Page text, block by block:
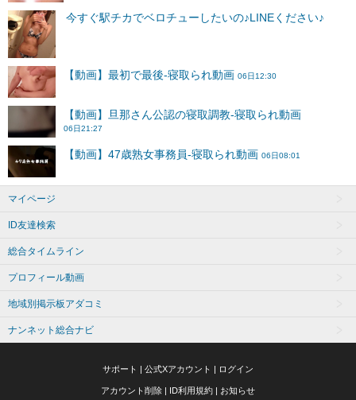
マイページ
ID友達検索
総合タイムライン
プロフィール動画
地域別掲示板アダコミ
ナンネット総合ナビ
サポート | 公式Xアカウント | ログイン
アカウント削除 | ID利用規約 | お知らせ